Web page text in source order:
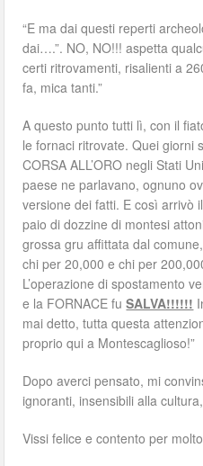
“E ma dai questi reperti
dai….”. NO, NO!!! aspetta
certi ritrovamenti, risalienti a
fa, mica tanti.”
A questo punto tutti lì, con il
le fornaci ritrovate. Quei giorni
CORSA ALL’ORO negli Stati
paese ne parlavano, ognuno
versione dei fatti. E così arrivò
paio di dozzine di montesi
grossa gru affittata dal
chi per 20,000 e chi per
L’operazione di spostamento
e la FORNACE fuSALVA!!!!!!
mai detto, tutta questa
proprio qui a Montescaglioso!”
Dopo averci pensato, mi
ignoranti, insensibili alla
Vissi felice e contento per